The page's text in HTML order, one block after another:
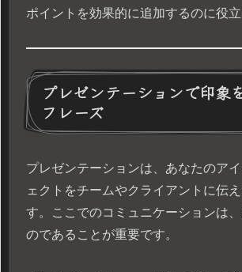
ポイントを効果的に追加するのに役立
プレゼンテーションで印象
フレーズ
プレゼンテーションは、あなたのア
ェクトをチームやクライアントに伝
す。ここでのコミュニケーションは
のであることが重要です。